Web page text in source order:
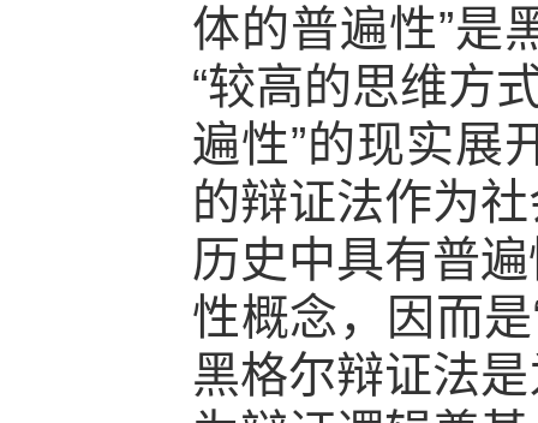
体的普遍性”是
“较高的思维方
遍性”的现实展
的辩证法作为
历史中具有普
性概念，因而
黑格尔辩证法